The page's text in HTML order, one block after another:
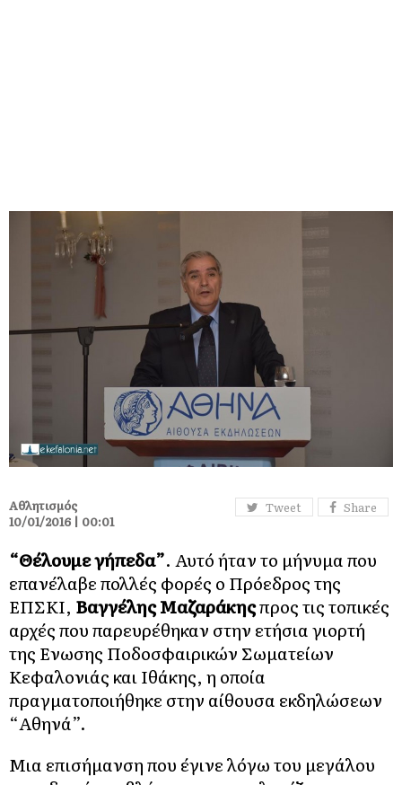
Tweet Share
Αθλητισμός
10/01/2016 | 00:01
“Θέλουμε γήπεδα”. Αυτό ήταν το μήνυμα που
επανέλαβε πολλές φορές ο Πρόεδρος της
ΕΠΣΚΙ, Βαγγέλης Μαζαράκηςπρος τις τοπικές
αρχές που παρευρέθηκαν στην ετήσια γιορτή
της Ενωσης Ποδοσφαιρικών Σωματείων
Κεφαλονιάς και Ιθάκης, η οποία
πραγματοποιήθηκε στην αίθουσα εκδηλώσεων
“Αθηνά”.
Μια επισήμανση που έγινε λόγω του μεγάλου